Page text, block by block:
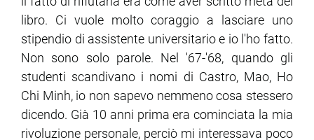
libro. Ci vuole molto coraggio a lasciare uno
stipendio di assistente universitario e io l'ho fatto.
Non sono solo parole. Nel '67-'68, quando gli
studenti scandivano i nomi di Castro, Mao, Ho
Chi Minh, io non sapevo nemmeno cosa stessero
dicendo. Già 10 anni prima era cominciata la mia
rivoluzione personale, perciò mi interessava poco